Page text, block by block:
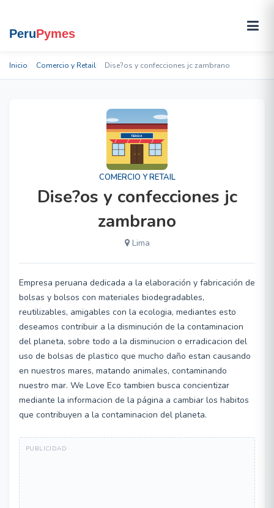
Inicio Comercio y Retail Dise?os y confecciones jc zambrano
COMERCIO Y RETAIL
Dise?os y confecciones jc
zambrano
Lima
Empresa peruana dedicada a la elaboración y fabricación de
bolsas y bolsos con materiales biodegradables,
reutilizables, amigables con la ecologia, mediantes esto
deseamos contribuir a la disminución de la contaminacion
del planeta, sobre todo a la disminucion o erradicacion del
uso de bolsas de plastico que mucho daño estan causando
en nuestros mares, matando animales, contaminando
nuestro mar. We Love Eco tambien busca concientizar
mediante la informacion de la página a cambiar los habitos
que contribuyen a la contaminacion del planeta.